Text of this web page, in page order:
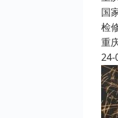
国
检
重
24-